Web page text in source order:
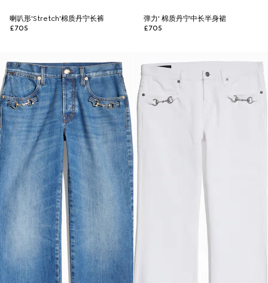
喇叭形'Stretch'棉质丹宁长裤
£705
弹力' 棉质丹宁中长半身裙
£705
新品